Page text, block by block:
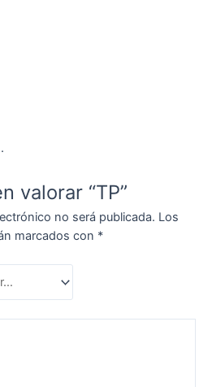
valorar “TP”
no será publicada. Los
marcados con *